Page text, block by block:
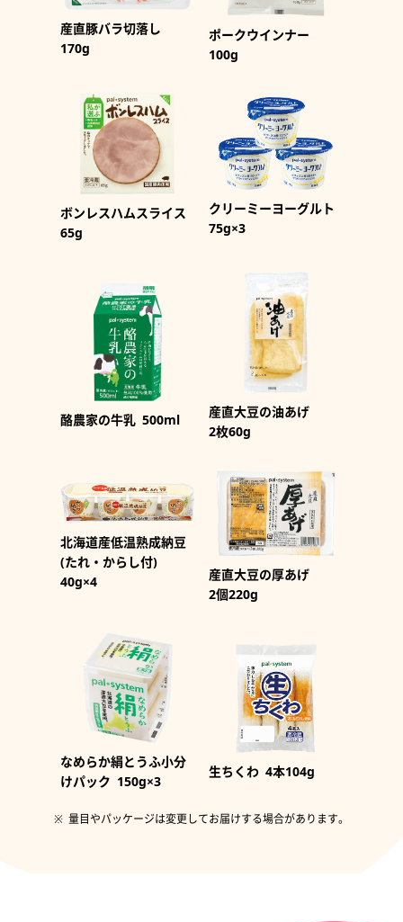
産直豚バラ切落し
170g
ポークウインナー
100g
ボンレスハムスライス
65g
クリーミーヨーグルト
75g×3
酪農家の牛乳 500ml
産直大豆の油あげ
2枚60g
北海道産低温熟成納豆
(たれ・からし付)
40g×4
産直大豆の厚あげ
2個220g
なめらか絹とうふ小分
けパック 150g×3
生ちくわ 4本104g
量目やパッケージは変更してお届けする場合があります。